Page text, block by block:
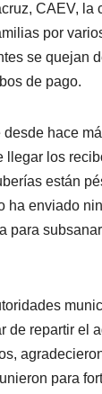
CAEV, la
por
se quejan
de pago.
hace
llegar los
están
ha enviado
para
de repartir el
para